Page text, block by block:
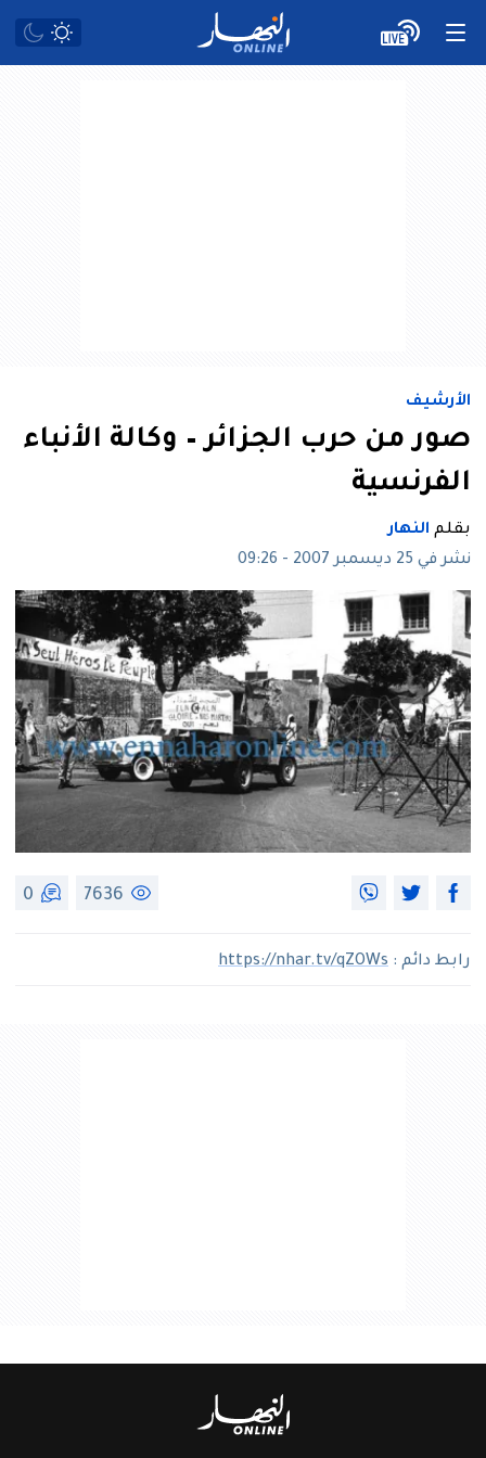
الأرشيف
صور من حرب الجزائر – وكالة الأنباء
الفرنسية
بقلم النهار
نشر في 25 ديسمبر 2007 - 09:26
7636
0
رابط دائم : https://nhar.tv/qZOWs